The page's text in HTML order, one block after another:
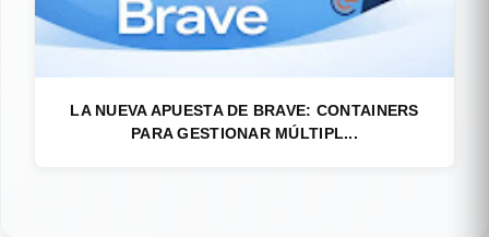
LA NUEVA APUESTA DE BRAVE: CONTAINERS
PARA GESTIONAR MÚLTIPL...